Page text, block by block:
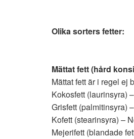
Olika sorters fetter:
Mättat fett (hård
Mättat fett är i regel ej
Kokosfett (laurinsyra)
Grisfett (palmitinsyra)
Kofett (stearinsyra) –
Mejerifett (blandade